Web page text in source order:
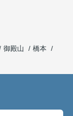
御殿山
橋本